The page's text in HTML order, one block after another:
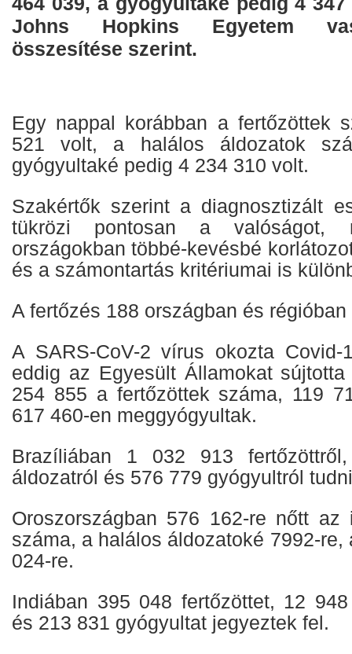
Johns Hopkins Egyetem
összesítése szerint.
Egy nappal korábban a fertőzöttek
521 volt, a halálos áldozatok
gyógyultaké pedig 4 234 310 volt.
Szakértők szerint a diagnosztizált
tükrözi pontosan a valóságot,
országokban többé-kevésbé
és a számontartás kritériumai is
A fertőzés 188 országban és
A SARS-CoV-2 vírus okozta Covid-
eddig az Egyesült Államokat
254 855 a fertőzöttek száma, 119
617 460-en meggyógyultak.
Brazíliában 1 032 913
áldozatról és 576 779 gyógyultról
Oroszországban 576 162-re nőtt az
száma, a halálos áldozatoké 7992-re,
024-re.
Indiában 395 048 fertőzöttet, 12
és 213 831 gyógyultat jegyeztek fel.